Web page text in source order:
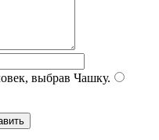
выбрав Чашку.